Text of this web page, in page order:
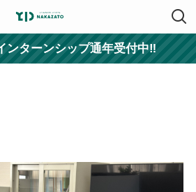
ンターンシップ通年受付中‼